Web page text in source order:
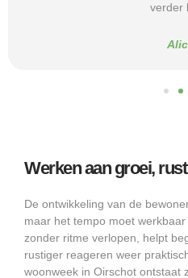
verder
Werken aan groei,
De ontwikkeling van de
maar het tempo moet
zonder ritme verlopen, helpt
rustiger reageren weer
woonweek in Oirschot ontstaat